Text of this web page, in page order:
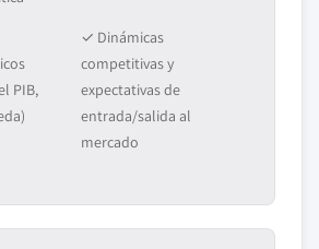
PIB,
✓ Dinámicas
competitivas y
expectativas de
entrada/salida al
mercado